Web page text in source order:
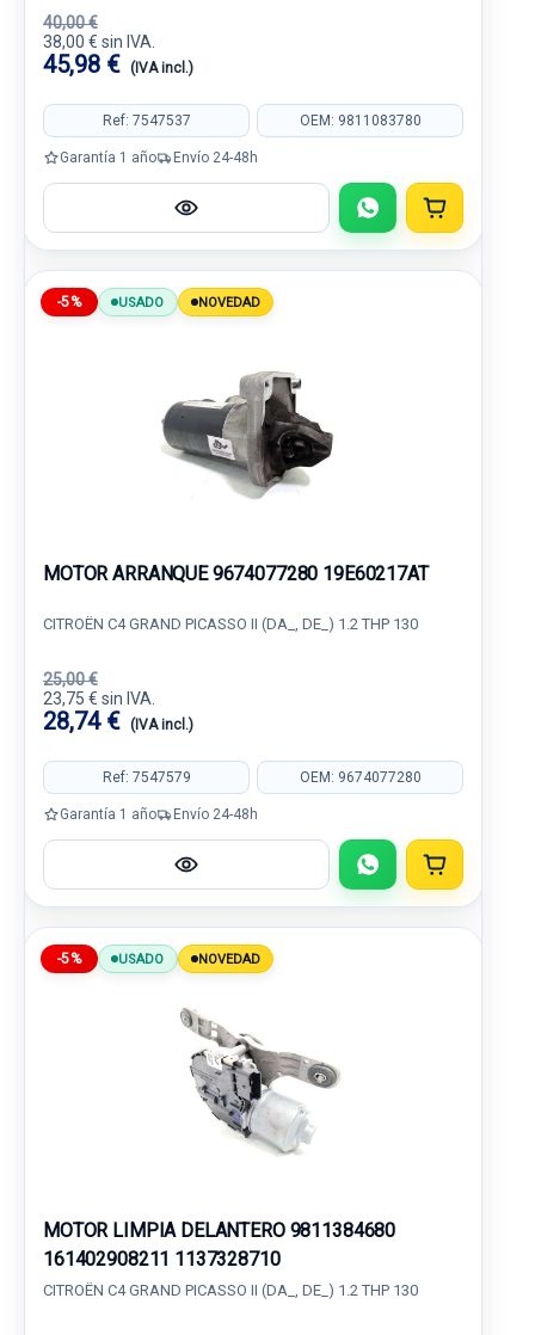
40,00 €
38,00 € sin IVA.
45,98 € (IVA incl.)
Ref: 7547537 OEM: 9811083780
Garantía 1 año Envío 24-48h
-5% USADO NOVEDAD
MOTOR ARRANQUE 9674077280 19E60217AT
CITROËN C4 GRAND PICASSO II (DA_, DE_) 1.2 THP 130
25,00 €
23,75 € sin IVA.
28,74 € (IVA incl.)
Ref: 7547579 OEM: 9674077280
Garantía 1 año Envío 24-48h
-5% USADO NOVEDAD
MOTOR LIMPIA DELANTERO 9811384680
161402908211 1137328710
CITROËN C4 GRAND PICASSO II (DA_, DE_) 1.2 THP 130